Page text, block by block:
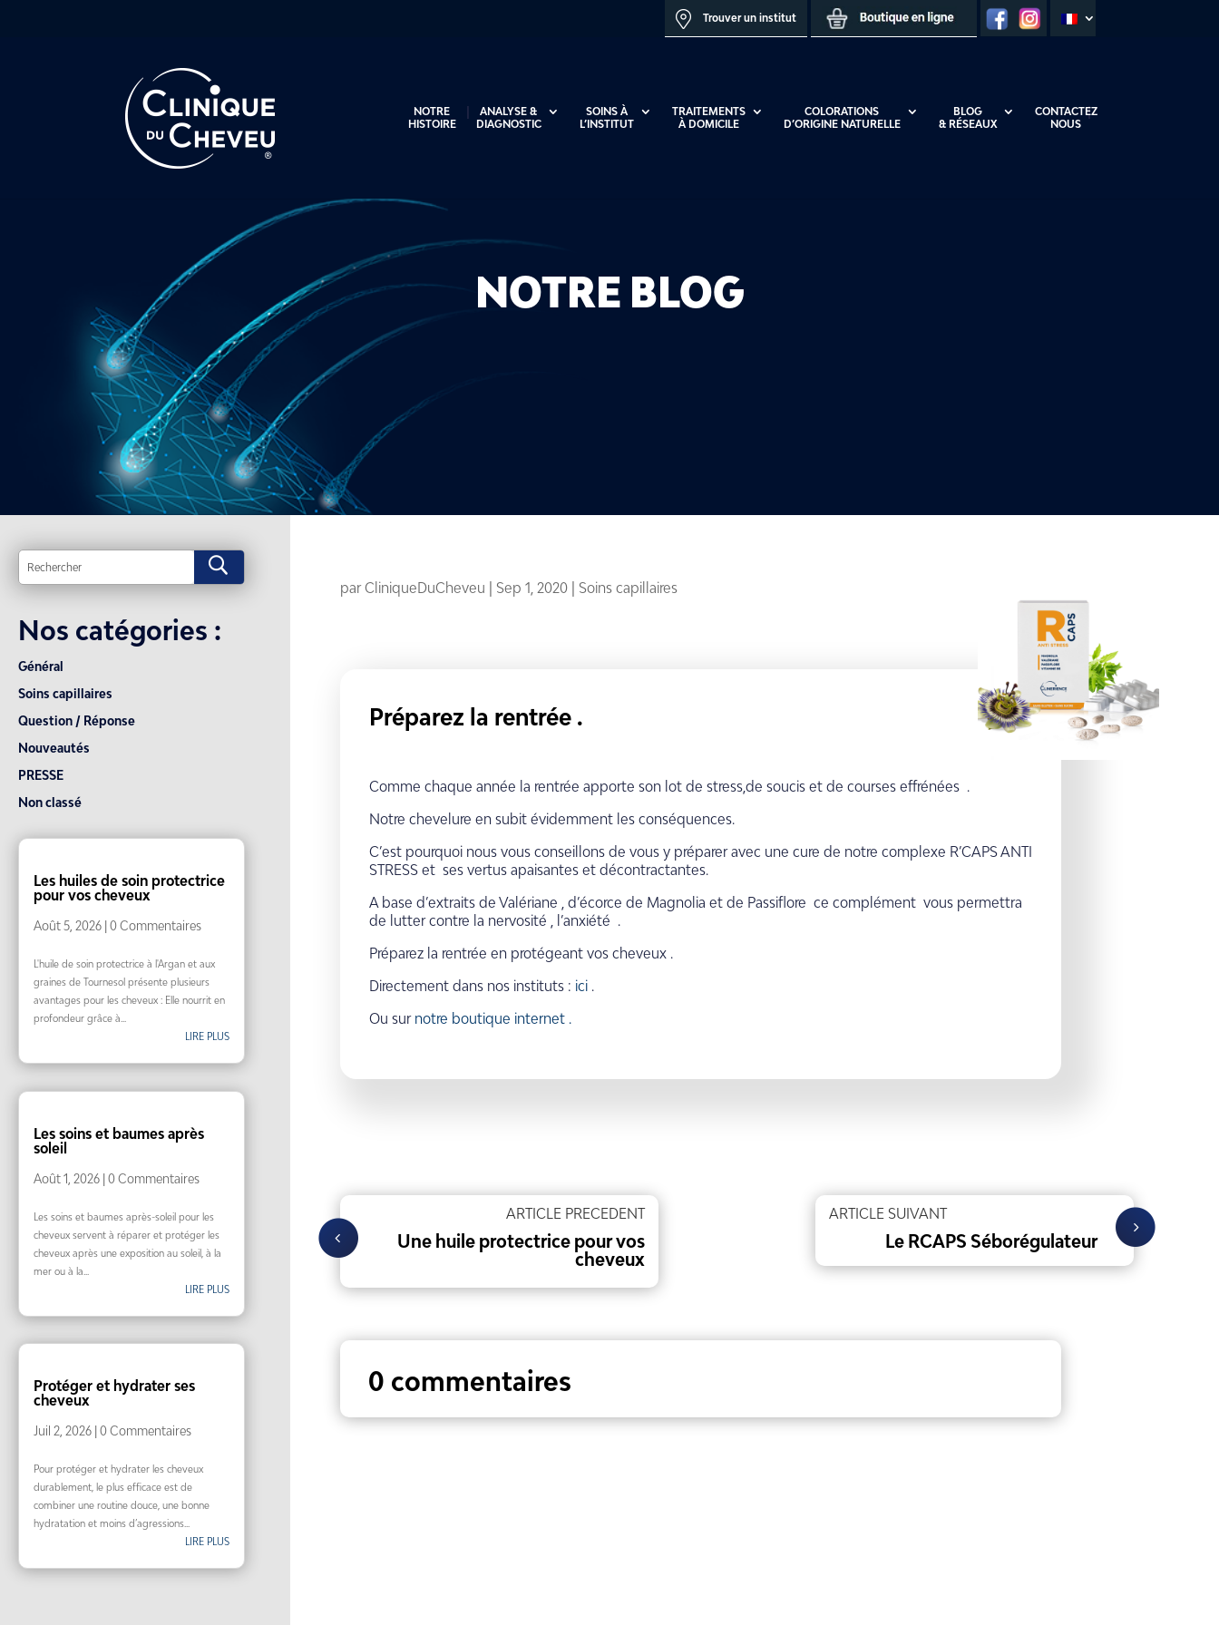
Trouver un institut
NOTRE
HISTOIRE
ANALYSE &
DIAGNOSTIC
SOINS À
L’INSTITUT
TRAITEMENTS
À DOMICILE
COLORATIONS
D’ORIGINE NATURELLE
BLOG
& RÉSEAUX
CONTACTEZ
NOUS
NOTRE BLOG
U
Nos catégories :
Général
Soins capillaires
Question / Réponse
Nouveautés
PRESSE
Non classé
Les huiles de soin protectrice
pour vos cheveux
Août 5, 2026 | 0 Commentaires
L'huile de soin protectrice à l'Argan et aux
graines de Tournesol présente plusieurs
avantages pour les cheveux : Elle nourrit en
profondeur grâce à...
LIRE PLUS
Les soins et baumes après
soleil
Août 1, 2026 | 0 Commentaires
Les soins et baumes après-soleil pour les
cheveux servent à réparer et protéger les
cheveux après une exposition au soleil, à la
mer ou à la...
LIRE PLUS
Protéger et hydrater ses
cheveux
Juil 2, 2026 | 0 Commentaires
Pour protéger et hydrater les cheveux
durablement, le plus efficace est de
combiner une routine douce, une bonne
hydratation et moins d’agressions...
LIRE PLUS
parCliniqueDuCheveu Sep 1, 2020 Soins capillaires
Préparez la rentrée .
Comme chaque année la rentrée apporte son lot de stress,de soucis et de courses effrénées .
Notre chevelure en subit évidemment les conséquences.
C’est pourquoi nous vous conseillons de vous y préparer avec une cure de notre complexe R’CAPS ANTI
STRESS et ses vertus apaisantes et décontractantes.
A base d’extraits de Valériane , d’écorce de Magnolia et de Passiflore ce complément vous permettra
de lutter contre la nervosité , l’anxiété .
Préparez la rentrée en protégeant vos cheveux .
Directement dans nos instituts : ici .
Ou sur notre boutique internet .
ARTICLE PRECEDENT
Une huile protectrice pour vos
cheveux
ARTICLE SUIVANT
Le RCAPS Séborégulateur
0 commentaires